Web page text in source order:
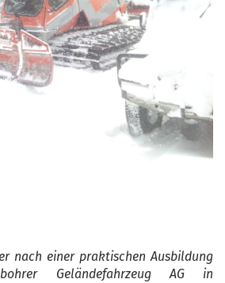
nach einer praktischen Ausbildung
Geländefahrzeug AG in